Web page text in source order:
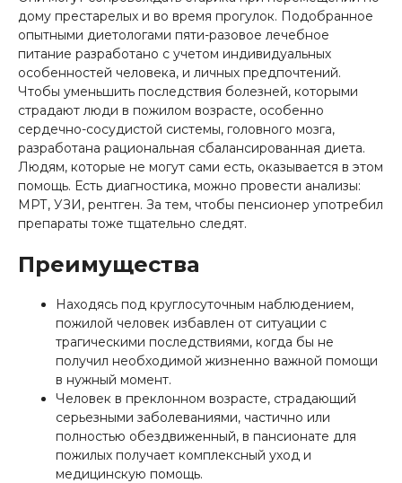
дому престарелых и во время прогулок. Подобранное
опытными диетологами пяти-разовое лечебное
питание разработано с учетом индивидуальных
особенностей человека, и личных предпочтений.
Чтобы уменьшить последствия болезней, которыми
страдают люди в пожилом возрасте, особенно
сердечно-сосудистой системы, головного мозга,
разработана рациональная сбалансированная диета.
Людям, которые не могут сами есть, оказывается в этом
помощь. Есть диагностика, можно провести анализы:
МРТ, УЗИ, рентген. За тем, чтобы пенсионер употребил
препараты тоже тщательно следят.
Преимущества
Находясь под круглосуточным наблюдением,
пожилой человек избавлен от ситуации с
трагическими последствиями, когда бы не
получил необходимой жизненно важной помощи
в нужный момент.
Человек в преклонном возрасте, страдающий
серьезными заболеваниями, частично или
полностью обездвиженный, в пансионате для
пожилых получает комплексный уход и
медицинскую помощь.